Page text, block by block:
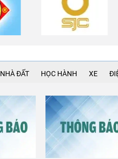
NHÀ ĐẤT HỌC HÀNH XE